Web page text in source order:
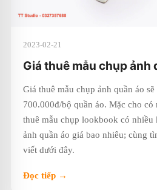
2023-02-21
Giá thuê mẫu chụp ảnh
Giá thuê mẫu chụp ảnh quần áo
700.000đ/bộ quần áo. Mặc cho có
thuê mẫu chụp lookbook có nhiều
ảnh quần áo giá bao nhiêu; cùng
viết dưới đây.
Đọc tiếp →